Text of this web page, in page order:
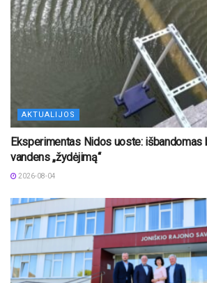
AKTUALIJOS
Eksperimentas Nidos uoste: išbandomas
vandens „žydėjimą“
2026-08-04